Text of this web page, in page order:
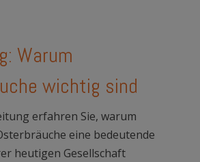
Warum
wichtig sind
erfahren Sie, warum
eine bedeutende
heutigen Gesellschaft